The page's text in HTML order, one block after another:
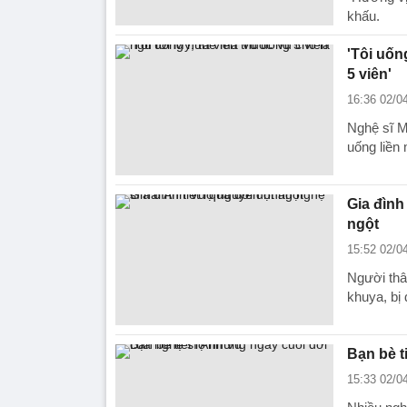
khấu.
'Tôi
5 viên'
16:36 02/
Nghệ sĩ
uống liền
Gia
ngột
15:52 02/
Người
khuya, bị
Bạn bè
15:33 02/